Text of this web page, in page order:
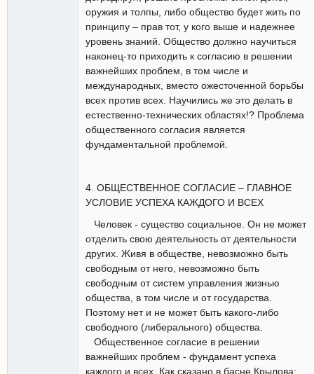
оружия и толпы, либо общество будет жить по
принципу – прав тот, у кого выше и надежнее
уровень знаний. Общество должно научиться
наконец-то приходить к согласию в решении
важнейших проблем, в том числе и
международных, вместо ожесточенной борьбы
всех против всех. Научились же это делать в
естественно-технических областях!? Проблема
общественного согласия является
фундаментальной проблемой.
4. ОБЩЕСТВЕННОЕ СОГЛАСИЕ – ГЛАВНОЕ
УСЛОВИЕ УСПЕХА КАЖДОГО И ВСЕХ
Человек - существо социальное. Он не может
отделить свою деятельность от деятельности
других. Живя в обществе, невозможно быть
свободным от него, невозможно быть
свободным от систем управления жизнью
общества, в том числе и от государства.
Поэтому нет и не может быть какого-либо
свободного (либерального) общества.
Общественное согласие в решении
важнейших проблем - фундамент успеха
каждого и всех. Как сказано в басне Крылова: